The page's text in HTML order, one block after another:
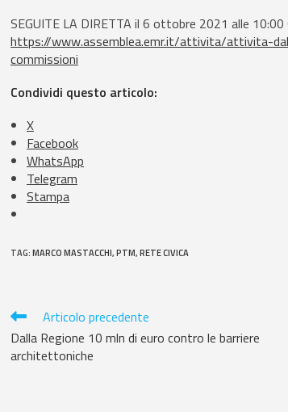
SEGUITE LA DIRETTA il 6 ottobre 2021 alle 10:00
https://www.assemblea.emr.it/attivita/attivita-
commissioni
Condividi questo articolo:
X
Facebook
WhatsApp
Telegram
Stampa
TAG:MARCO MASTACCHI,PTM,RETE CIVICA
Articolo precedente
Dalla Regione 10 mln di euro contro le barriere
architettoniche